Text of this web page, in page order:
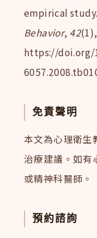
empirical study.
Behavior, 42
https://doi.org/
免責聲明
本文為心理衛生
治療建議。如有
或精神科醫師。
預約諮詢